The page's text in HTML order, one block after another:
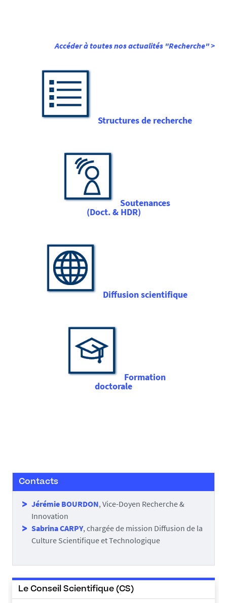
Accéder à toutes nos actualités "Recherche" >
Structures de recherche
Soutenances
(Doct. & HDR)
Diffusion scientifique
Formation
doctorale
Contacts
Jérémie BOURDON, Vice-Doyen Recherche &
Innovation
Sabrina CARPY, chargée de mission Diffusion de la
Culture Scientifique et Technologique
Le Conseil Scientifique (CS)